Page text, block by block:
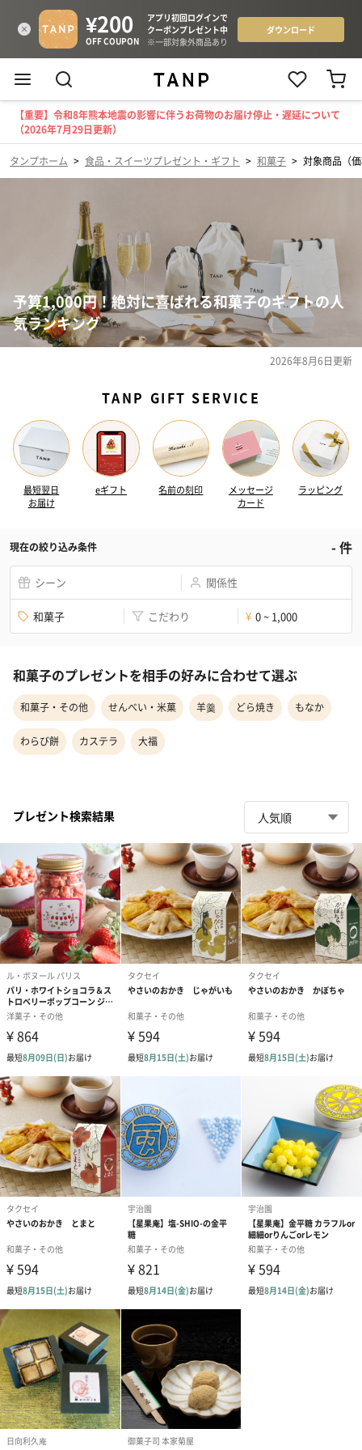
【重要】令和8年熊本地震の影響に伴うお荷物のお届け停止・遅延について
（2026年7月29日更新）
タンプホーム > 食品・スイーツプレゼント・ギフト > 和菓子 > 対象商品（
予算1,000円！絶対に喜ばれる和菓子のギフトの人
気ランキング
2026年8月6日更新
TANP GIFT SERVICE
最短翌日
お届け
eギフト 名前の刻印
メッセージ
カード
ラッピング
現在の絞り込み条件 -件
シーン 関係性
和菓子 こだわり ¥ 0 ~ 1,000
和菓子のプレゼントを相手の好みに合わせて選ぶ
和菓子・その他 せんべい・米菓 羊羹 どら焼き もなか
わらび餅 カステラ 大福
プレゼント検索結果